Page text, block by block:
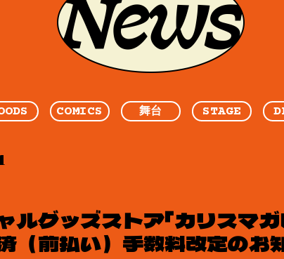
COMICS 舞台 STAGE
ルグッズストア「カリスマガ
（前払い）手数料改定のお